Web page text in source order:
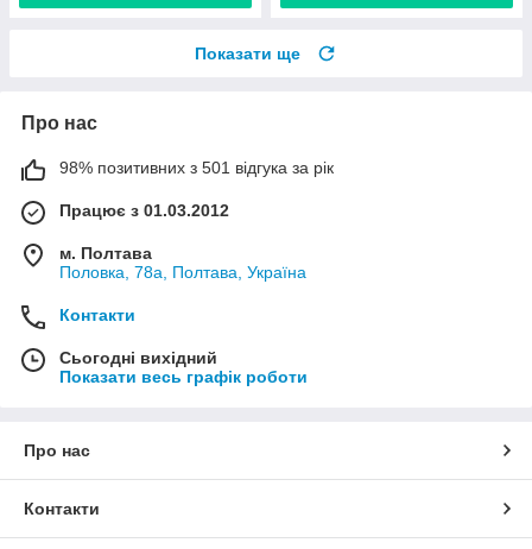
Показати ще
Про нас
98% позитивних з 501 відгука за рік
Працює з 01.03.2012
м. Полтава
Половка, 78а, Полтава, Україна
Контакти
Сьогодні вихідний
Показати весь графік роботи
Про нас
Контакти